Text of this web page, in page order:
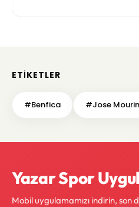
ETIKETLER
#Benfica #Jose
Yazar Spor
Mobil uygulamamızı indirin,